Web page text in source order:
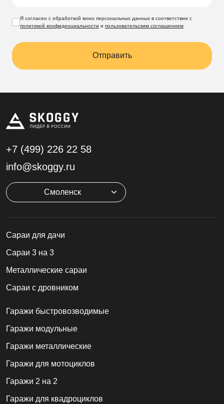
Я согласен с обработкой моих персональных данных в соответствии с
политикой конфиденциальности и пользовательским соглашением
Отправить
+7 (499) 226 22 58
info@skoggy.ru
Смоленск
Cараи для дачи
Сараи 3 на 3
Металлические сараи
Сараи с дровником
Гаражи быстровозводимые
Гаражи модульные
Гаражи металлические
Гаражи для мотоциклов
Гаражи 2 на 2
Гаражи для квадроциклов